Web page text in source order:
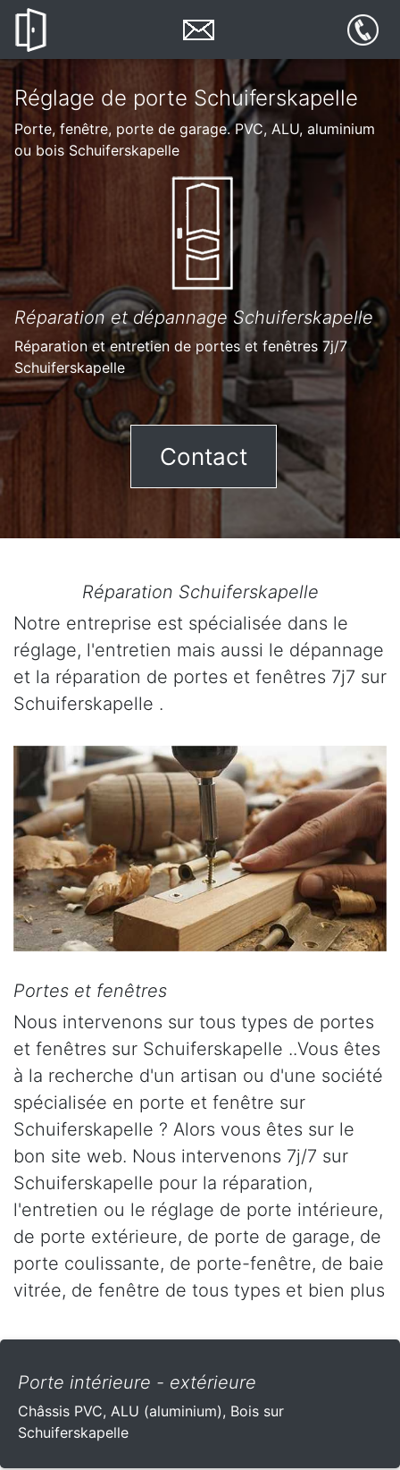
Réglage de porte Schuiferskapelle
Porte, fenêtre, porte de garage. PVC, ALU, aluminium
ou bois Schuiferskapelle
Réparation et dépannage Schuiferskapelle
Réparation et entretien de portes et fenêtres 7j/7
Schuiferskapelle
Contact
Réparation Schuiferskapelle
Notre entreprise est spécialisée dans le
réglage, l'entretien mais aussi le dépannage
et la réparation de portes et fenêtres 7j7 sur
Schuiferskapelle .
Portes et fenêtres
Nous intervenons sur tous types de portes
et fenêtres sur Schuiferskapelle ..Vous êtes
à la recherche d'un artisan ou d'une société
spécialisée en porte et fenêtre sur
Schuiferskapelle ? Alors vous êtes sur le
bon site web. Nous intervenons 7j/7 sur
Schuiferskapelle pour la réparation,
l'entretien ou le réglage de porte intérieure,
de porte extérieure, de porte de garage, de
porte coulissante, de porte-fenêtre, de baie
vitrée, de fenêtre de tous types et bien plus
Porte intérieure - extérieure
Châssis PVC, ALU (aluminium), Bois sur
Schuiferskapelle